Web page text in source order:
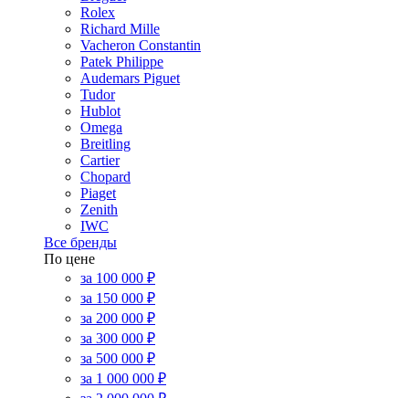
Rolex
Richard Mille
Vacheron Constantin
Patek Philippe
Audemars Piguet
Tudor
Hublot
Omega
Breitling
Cartier
Chopard
Piaget
Zenith
IWC
Все бренды
По цене
за 100 000 ₽
за 150 000 ₽
за 200 000 ₽
за 300 000 ₽
за 500 000 ₽
за 1 000 000 ₽